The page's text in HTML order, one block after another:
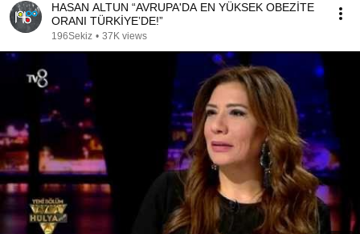
HASAN ALTUN “AVRUPA'DA EN YÜKSEK OBEZİTE
ORANI TÜRKİYE’DE!”
196Sekiz • 37K views